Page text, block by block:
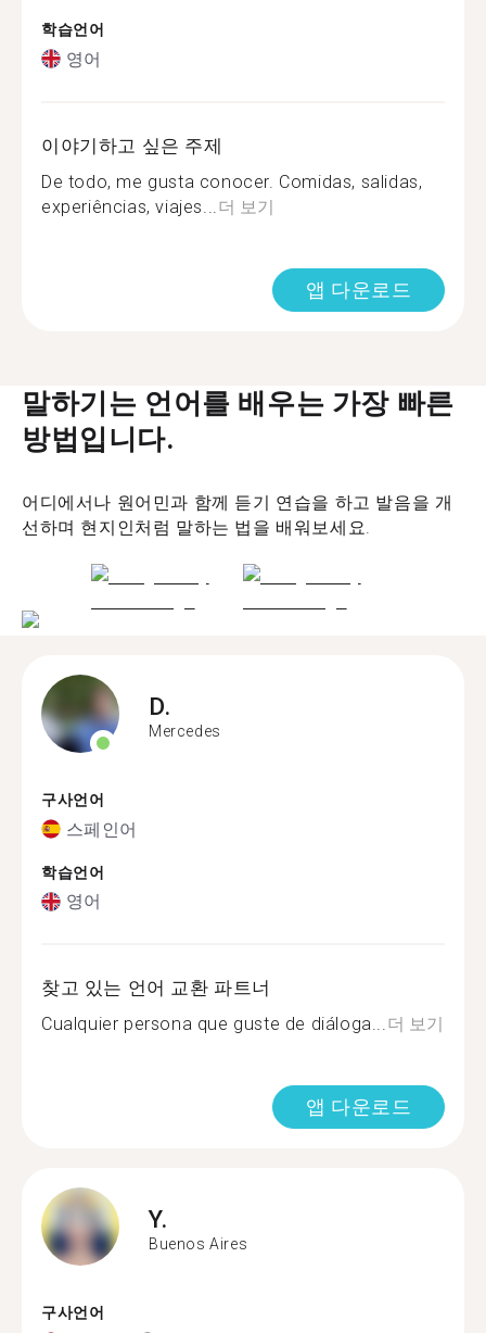
학습언어
영어
이야기하고 싶은 주제
De todo, me gusta conocer. Comidas, salidas,
experiências, viajes... 더 보기
앱 다운로드
말하기는 언어를 배우는 가장 빠른
방법입니다.
어디에서나 원어민과 함께 듣기 연습을 하고 발음을 개
선하며 현지인처럼 말하는 법을 배워보세요.
D.
Mercedes
구사언어
스페인어
학습언어
영어
찾고 있는 언어 교환 파트너
Cualquier persona que guste de diáloga...더 보기
앱 다운로드
Y.
Buenos Aires
구사언어